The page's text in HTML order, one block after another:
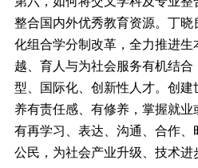
整合国内外优秀教育资源。丁
化组合学分制改革，全力推进
越、育人与为社会服务有机结合
型、国际化、创新性人才。创
养有责任感、有修养，掌握就
有再学习、表达、沟通、合作
公民，为社会产业升级、技术进